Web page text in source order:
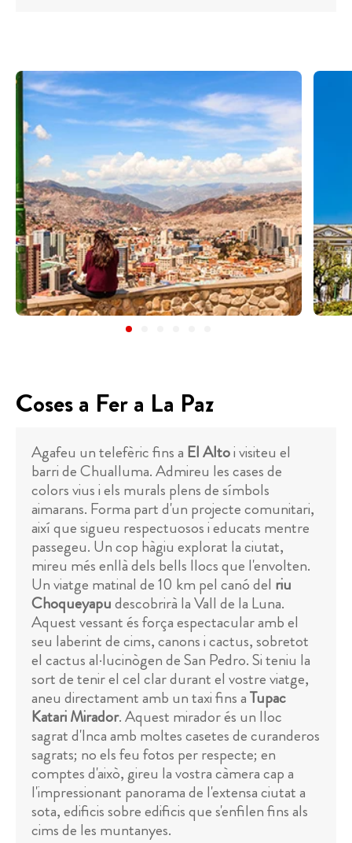
Coses a Fer a La Paz
Agafeu un telefèric fins a El Altoi visiteu el
barri de Chualluma. Admireu les cases de
colors vius i els murals plens de símbols
aimarans. Forma part d'un projecte comunitari,
així que sigueu respectuosos i educats mentre
passegeu. Un cop hàgiu explorat la ciutat,
mireu més enllà dels bells llocs que l'envolten.
Un viatge matinal de 10 km pel canó del riu
Choqueyapudescobrirà la Vall de la Luna.
Aquest vessant és força espectacular amb el
seu laberint de cims, canons i cactus, sobretot
el cactus al·lucinògen de San Pedro. Si teniu la
sort de tenir el cel clar durant el vostre viatge,
aneu directament amb un taxi fins aTupac
Katari Mirador. Aquest mirador és un lloc
sagrat d'Inca amb moltes casetes de curanderos
sagrats; no els feu fotos per respecte; en
comptes d'això, gireu la vostra càmera cap a
l'impressionant panorama de l'extensa ciutat a
sota, edificis sobre edificis que s'enfilen fins als
cims de les muntanyes.